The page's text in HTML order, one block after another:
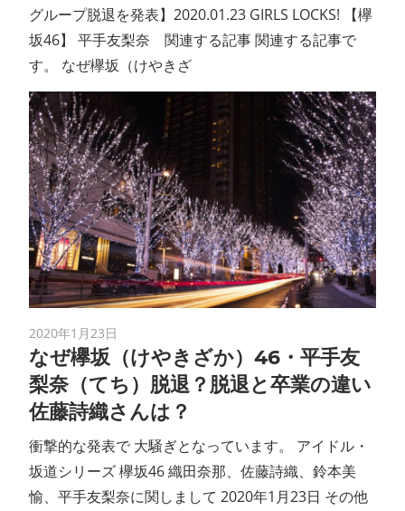
グループ脱退を発表】2020.01.23 GIRLS LOCKS! 【欅
坂46】 平手友梨奈 関連する記事 関連する記事で
す。 なぜ欅坂（けやきざ
2020年1月23日
なぜ欅坂（けやきざか）46・平手友
梨奈（てち）脱退？脱退と卒業の違い
佐藤詩織さんは？
衝撃的な発表で 大騒ぎとなっています。 アイドル・
坂道シリーズ 欅坂46 織田奈那、佐藤詩織、鈴本美
愉、平手友梨奈に関しまして 2020年1月23日 その他